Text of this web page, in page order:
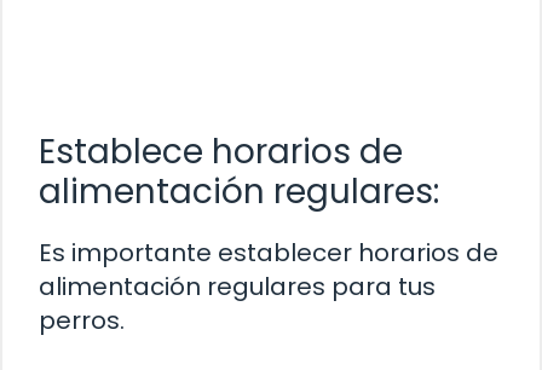
Establece horarios de
alimentación regulares:
Es importante establecer horarios de
alimentación regulares para tus
perros.